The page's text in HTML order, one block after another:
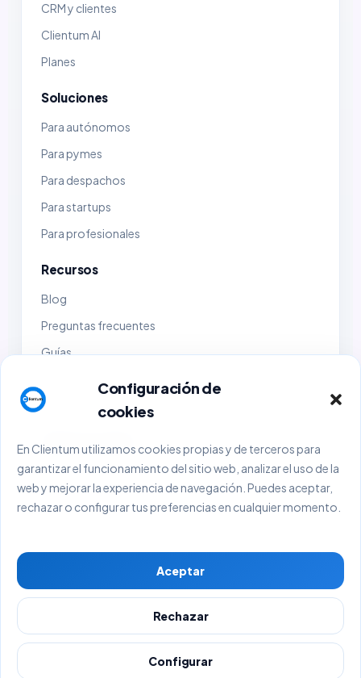
Configuración de
cookies
En Clientum utilizamos cookies propias y de terceros para
garantizar el funcionamiento del sitio web, analizar el uso de la
web y mejorar la experiencia de navegación. Puedes aceptar,
rechazar o configurar tus preferencias en cualquier momento.
Aceptar
Rechazar
Configurar
CRM y clientes
Clientum AI
Planes
Soluciones
Para autónomos
Para pymes
Para despachos
Para startups
Para profesionales
Recursos
Blog
Preguntas frecuentes
Guías
Contacto
Empresa y legal
Sobre Clientum
Sobre BlackHold Consulting
Política de Privacidad
© 2026 Clientum. Todos los derechos reservados.